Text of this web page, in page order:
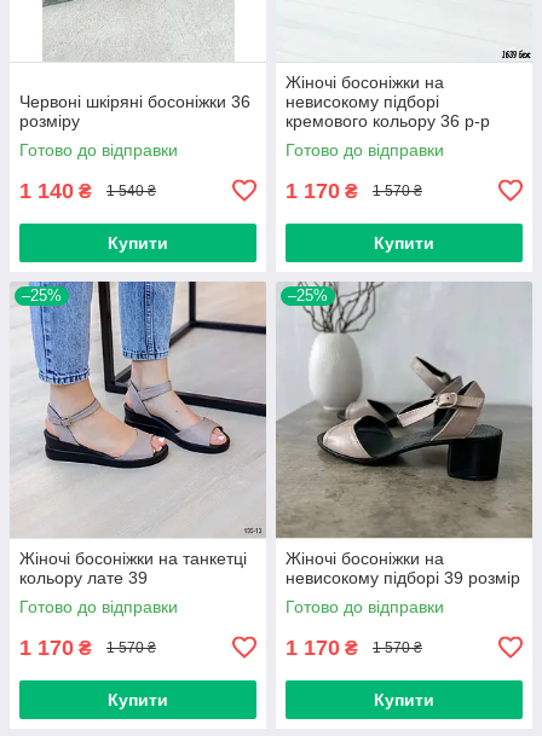
Червоні шкіряні босоніжки 36
розміру
Готово до відправки
1 140 ₴ 1 540 ₴
Купити
Жіночі босоніжки на
невисокому підборі
кремового кольору 36 р-р
Готово до відправки
1 170 ₴ 1 570 ₴
Купити
–25%
Жіночі босоніжки на танкетці
кольору лате 39
Готово до відправки
1 170 ₴ 1 570 ₴
Купити
–25%
Жіночі босоніжки на
невисокому підборі 39 розмір
Готово до відправки
1 170 ₴ 1 570 ₴
Купити